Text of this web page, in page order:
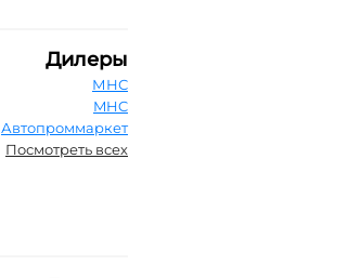
Дилеры
МНС
MHC
Автопроммаркет
Посмотреть всех